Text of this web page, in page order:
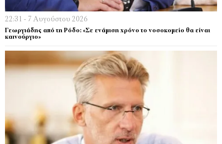
22:31 - 7 Αυγούστου 2026
Γεωργιάδης από τη Ρόδο: «Σε ενάμιση χρόνο το νοσοκομείο θα είναι
καινούργιο»